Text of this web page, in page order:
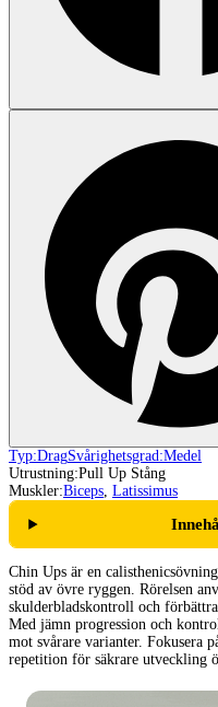
Typ:DragSvårighetsgrad:Medel
Utrustning:Pull Up Stång
Muskler:Biceps, Latissimus
Chin Ups är en
stöd av övre ryggen. Rörelsen
skulderbladskontroll och
Med jämn progression och
mot svårare varianter. Fokusera
repetition för säkrare utveckling